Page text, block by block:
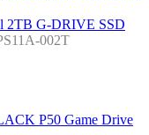
2TB G-DRIVE SSD
002T